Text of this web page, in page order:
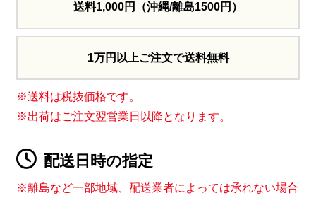
送料1,000円 （沖縄/離島1500円）
1万円以上ご注文で送料無料
※送料は税抜価格です。
※出荷はご注文翌営業日以降となります。
配送日時の指定
※離島など一部地域、配送業者によっては承れない場合